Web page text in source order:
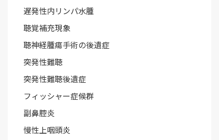
遅発性内リンパ水腫
聴覚補充現象
聴神経腫瘍手術の後遺症
突発性難聴
突発性難聴後遺症
フィッシャー症候群
副鼻腔炎
慢性上咽頭炎